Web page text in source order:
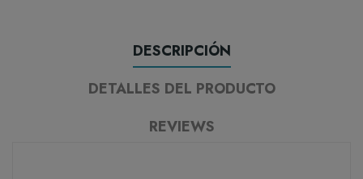
DESCRIPCIÓN
DETALLES DEL PRODUCTO
REVIEWS